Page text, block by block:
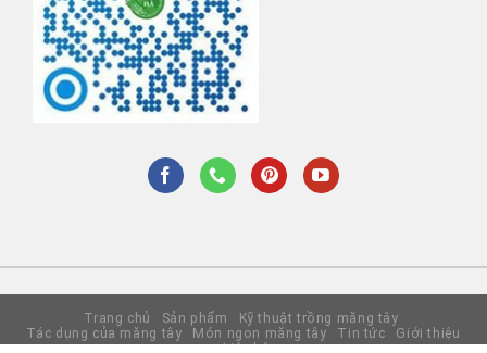
Trang chủ Sản phẩm
Kỹ thuật trồng măng tây
Tác dụng của măng tây
Món ngon măng tây Tin tức
Giới thiệu
Liên hệ